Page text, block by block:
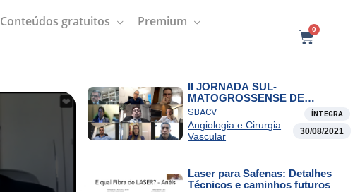
Conteúdos gratuitos Premium
0C
II JORNADA SUL-
MATOGROSSENSE DE
ANGIOLOGIA E CIRURGIA
VASCULAR-SBACV-MS –
Tratamento de Varizes no
Consultório
SBACV ÍNTEGRA
Angiologia e Cirurgia
Vascular
30/08/2021
Laser para Safenas: Detalhes
Técnicos e caminhos futuros